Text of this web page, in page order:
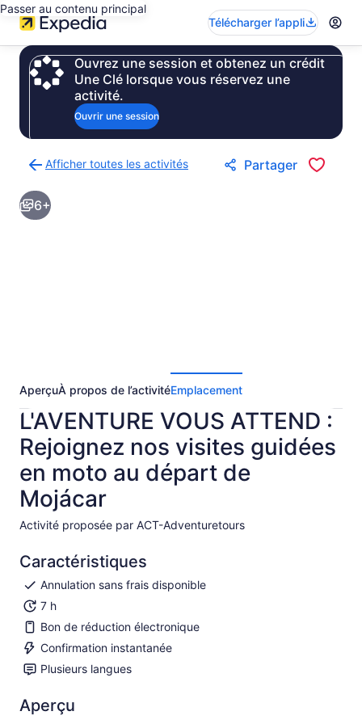
Passer au contenu principal
Télécharger l’appli
Ouvrez une session et obtenez un crédit
Une Clé lorsque vous réservez une
activité.
Ouvrir une session
Afficher toutes les activités
à
la
page
Partager
6+
AperçuÀ propos de l’activitéEmplacement
L'AVENTURE VOUS ATTEND :
Rejoignez nos visites guidées
en moto au départ de
Mojácar
Activité proposée par ACT-Adventuretours
Caractéristiques
Annulation sans frais disponible
7 h
Bon de réduction électronique
Confirmation instantanée
Plusieurs langues
Aperçu